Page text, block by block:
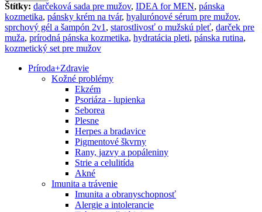
Štítky: darčeková sada pre mužov, IDEA for MEN, pánska
kozmetika, pánsky krém na tvár, hyalurónové sérum pre mužov,
sprchový gél a šampón 2v1 , starostlivosť o mužskú pleť, darček pre
muža, prírodná pánska kozmetika, hydratácia pleti, pánska rutina,
kozmetický set pre mužov
Príroda+Zdravie
Kožné problémy
Ekzém
Psoriáza - lupienka
Seborea
Plesne
Herpes a bradavice
Pigmentové škvrny
Rany, jazvy a popáleniny
Strie a celulitída
Akné
Imunita a trávenie
Imunita a obranyschopnosť
Alergie a intolerancie